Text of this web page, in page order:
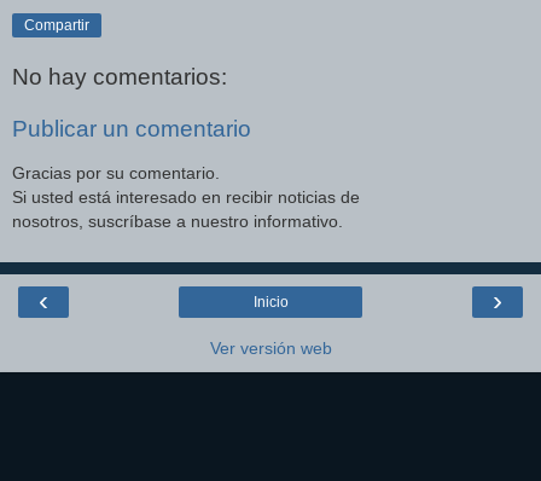
Compartir
No hay comentarios:
Publicar un comentario
Gracias por su comentario.
Si usted está interesado en recibir noticias de
nosotros, suscríbase a nuestro informativo.
‹ ›
Inicio
Ver versión web